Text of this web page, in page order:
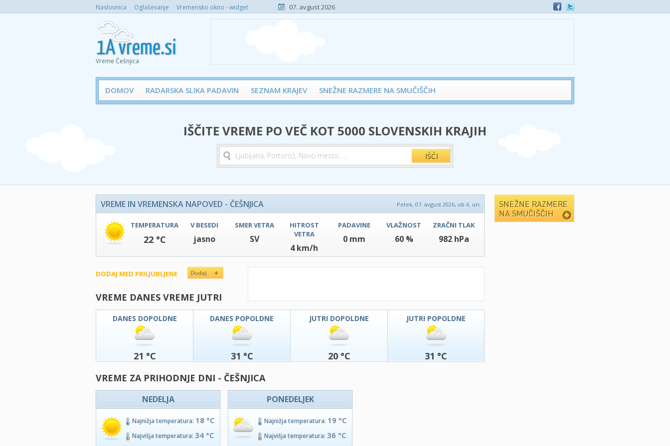
Naslovnica Oglaševanje Vremensko okno - widget 07. avgust 2026
Vreme Češnjica
DOMOV RADARSKA SLIKA PADAVIN SEZNAM KRAJEV SNEŽNE RAZMERE NA SMUČIŠČIH
IŠČITE VREME PO VEČ KOT 5000 SLOVENSKIH KRAJIH
VREME IN VREMENSKA NAPOVED - ČEŠNJICA Petek, 07. avgust 2026, ob 6. uri
TEMPERATURA
22 °C
V BESEDI
jasno
SMER VETRA
SV
HITROST
VETRA
4 km/h
PADAVINE
0 mm
VLAŽNOST
60 %
ZRAČNI TLAK
982 hPa
DODAJ MED PRILJUBLJENE
VREME DANES VREME JUTRI
DANES DOPOLDNE
21 °C
DANES POPOLDNE
31 °C
JUTRI DOPOLDNE
20 °C
JUTRI POPOLDNE
31 °C
VREME ZA PRIHODNJE DNI - ČEŠNJICA
NEDELJA
Najnižja temperatura: 18 °C
Najvišja temperatura: 34 °C
PONEDELJEK
Najnižja temperatura: 19 °C
Najvišja temperatura: 36 °C